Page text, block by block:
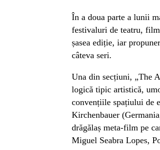
În a doua parte a lunii
festivaluri de teatru,
șasea ediție, iar
câteva seri.
Una din secțiuni, „The
logică tipic artistică,
convențiile spațiului de
Kirchenbauer
drăgălaș meta-film pe
Miguel Seabra Lopes,